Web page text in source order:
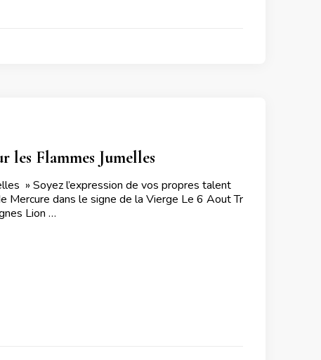
les Flammes Jumelles
» Soyez l’expression de vos propres talent
dans le signe de la Vierge Le 6 Aout Tr
Lion …